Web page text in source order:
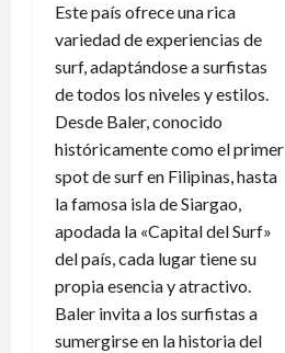
Este país ofrece una rica
variedad de experiencias de
surf, adaptándose a surfistas
de todos los niveles y estilos.
Desde Baler, conocido
históricamente como el primer
spot de surf en Filipinas, hasta
la famosa isla de Siargao,
apodada la «Capital del Surf»
del país, cada lugar tiene su
propia esencia y atractivo.
Baler invita a los surfistas a
sumergirse en la historia del